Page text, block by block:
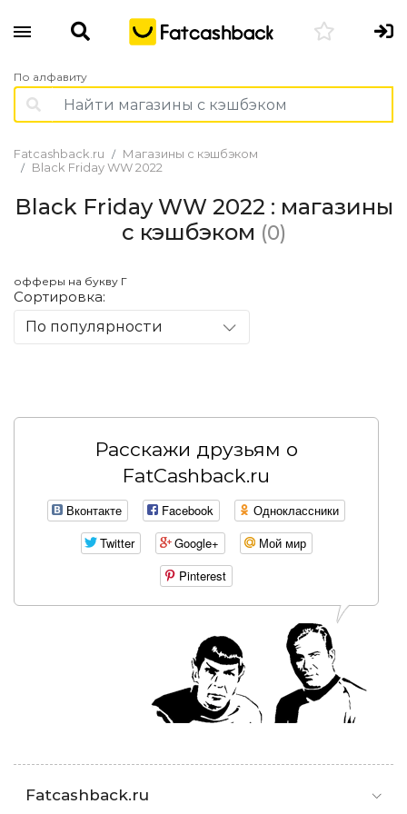
По алфавиту
Fatcashback.ru
Магазины с кэшбэком
Black Friday WW 2022
Black Friday WW 2022 : магазины
с кэшбэком (0)
офферы на букву Г
Сортировка:
По популярности
Расскажи друзьям о
FatCashback.ru
Вконтакте Facebook
Одноклассники
Twitter
Google+
Мой мир
Pinterest
Fatcashback.ru